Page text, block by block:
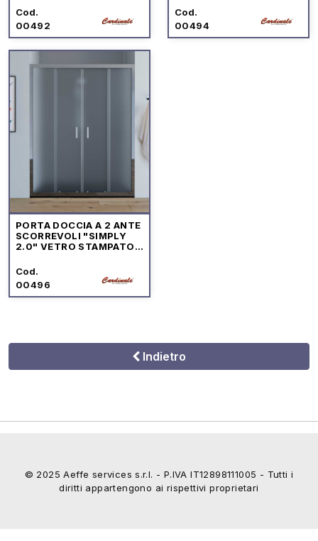
Indietro
Cod.
00492
CROMO
Cod.
00494
PORTA DOCCIA A 2 ANTE
SCORREVOLI "SIMPLY
2.0" VETRO STAMPATO
Cod.
00496
© 2025 Aeffe services s.r.l. - P.IVA IT12898111005 - Tutti i
diritti appartengono ai rispettivi proprietari